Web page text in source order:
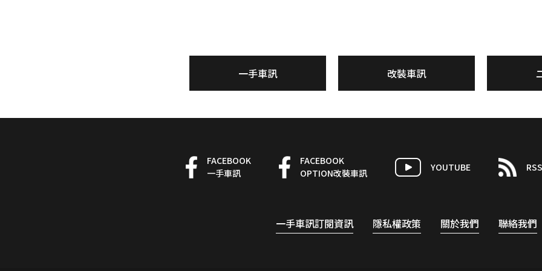
一手車訊 改裝車訊
FACEBOOK
一手車訊
FACEBOOK
OPTION改裝車訊
YOUTUBE RSS
一手車訊訂閱資訊 隱私權政策 關於我們 聯絡我們